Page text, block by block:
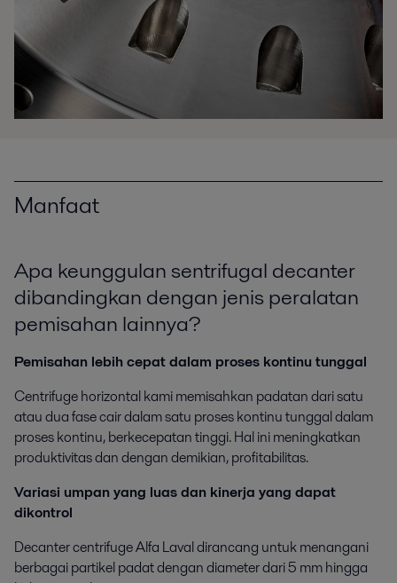
Manfaat
Apa keunggulan sentrifugal decanter
dibandingkan dengan jenis peralatan
pemisahan lainnya?
Pemisahan lebih cepat dalam proses kontinu tunggal
Centrifuge horizontal kami memisahkan padatan dari satu
atau dua fase cair dalam satu proses kontinu tunggal dalam
proses kontinu, berkecepatan tinggi. Hal ini meningkatkan
produktivitas dan dengan demikian, profitabilitas.
Variasi umpan yang luas dan kinerja yang dapat
dikontrol
Decanter centrifuge Alfa Laval dirancang untuk menangani
berbagai partikel padat dengan diameter dari 5 mm hingga